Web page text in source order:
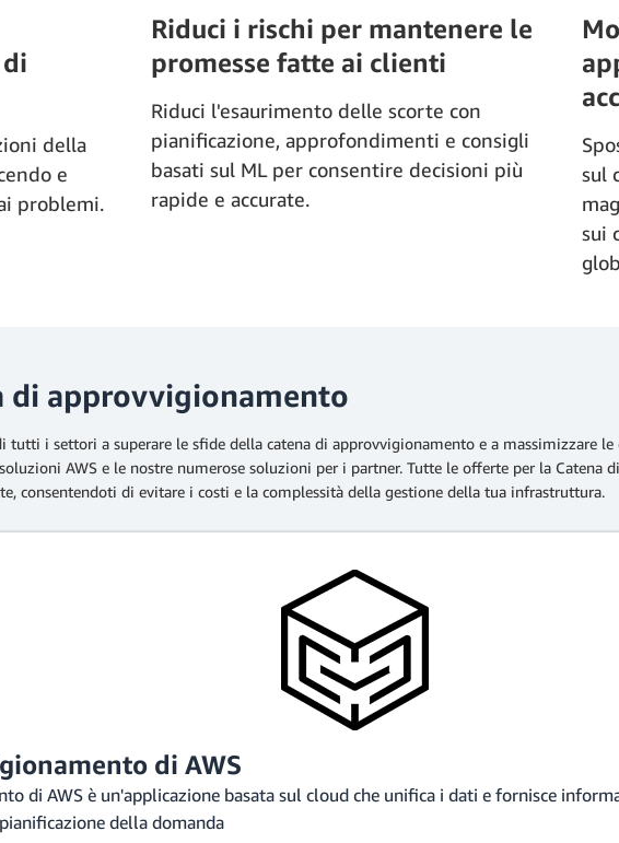
della
e
problemi.
Riduci i rischi per mantenere le
promesse fatte ai clienti
Riduci l'esaurimento delle scorte con
pianificazione, approfondimenti e consigli
basati sul ML per consentire decisioni più
rapide e accurate.
sul
sui
di approvvigionamento
tutti i settori a superare le sfide della catena di approvvigionamento e a massimizzare
AWS e le nostre numerose soluzioni per i partner. Tutte le offerte per la Catena
consentendoti di evitare i costi e la complessità della gestione della tua infrastruttura.
di AWS
di AWS è un'applicazione basata sul cloud che unifica i dati e fornisce
della domanda